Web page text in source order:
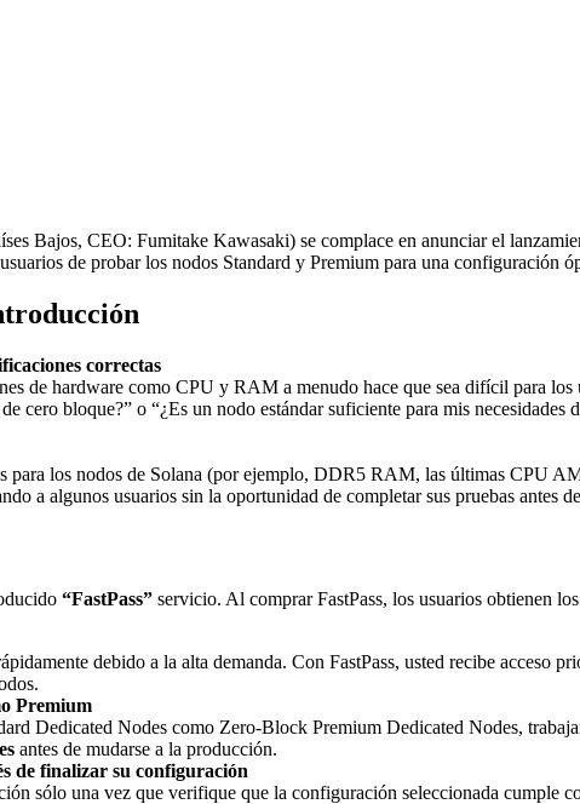
Bajos, CEO: Fumitake Kawasaki) se complace en anunciar el
de probar los nodos Standard y Premium para una
correctas
de hardware como CPU y RAM a menudo hace que sea difícil para
cero bloque?” o “¿Es un nodo estándar suficiente para mis
para los nodos de Solana (por ejemplo, DDR5 RAM, las últimas CPU
a algunos usuarios sin la oportunidad de completar sus pruebas antes
“FastPass” servicio. Al comprar FastPass, los usuarios obtienen
debido a la alta demanda. Con FastPass, usted recibe acceso
Premium
Dedicated Nodes como Zero-Block Premium Dedicated Nodes,
antes de mudarse a la producción.
de finalizar su configuración
sólo una vez que verifique que la configuración seleccionada cumple